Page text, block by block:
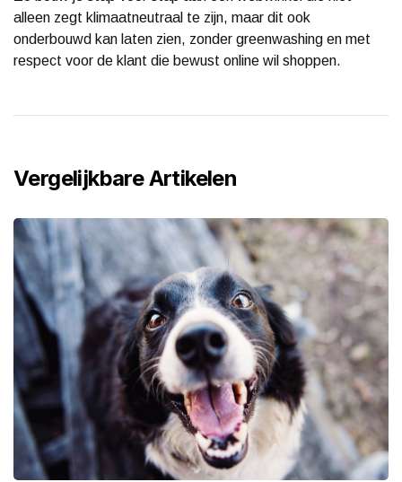
alleen zegt klimaatneutraal te zijn, maar dit ook
onderbouwd kan laten zien, zonder greenwashing en met
respect voor de klant die bewust online wil shoppen.
Vergelijkbare Artikelen